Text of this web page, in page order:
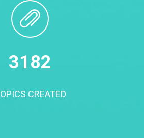
3200
CREATED